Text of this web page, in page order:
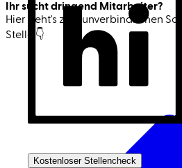
Kostenloser Stellencheck
Ihr sucht dringend Mitarbeiter?
Hier geht's zum unverbindlichen
Stelle 👇